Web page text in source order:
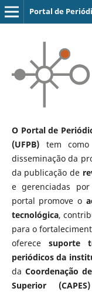
Portal de
O Portal de
(UFPB)tem como
disseminação da
da publicação de
e gerenciadas por
portal promove o
tecnológica,
para o
oferece suporte
periódicos da
da Coordenação
Superior (CAPES)